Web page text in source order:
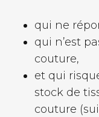
qui ne
qui n’est
couture,
et qui
stock de
couture